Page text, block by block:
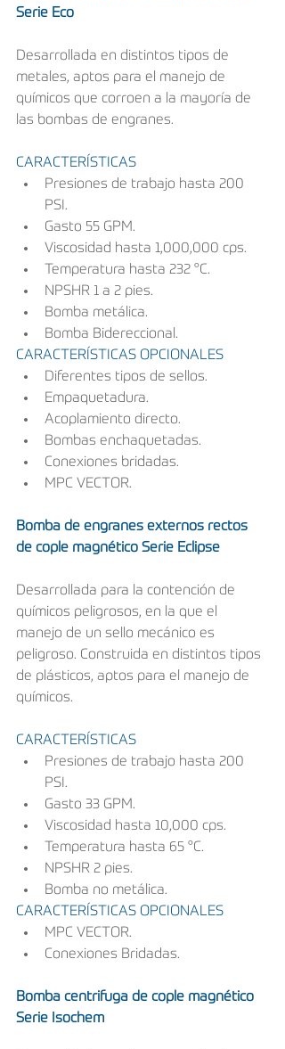
Serie Eco
Desarrollada en distintos tipos de
metales, aptos para el manejo de
químicos que corroen a la mayoría de
las bombas de engranes.
CARACTERÍSTICAS
Presiones de trabajo hasta 200
PSI.
Gasto 55 GPM.
Viscosidad hasta 1,000,000 cps.
Temperatura hasta 232 °C.
NPSHR 1 a 2 pies.
Bomba metálica.
Bomba Bidereccional.
CARACTERÍSTICAS OPCIONALES
Diferentes tipos de sellos.
Empaquetadura.
Acoplamiento directo.
Bombas enchaquetadas.
Conexiones bridadas.
MPC VECTOR.
Bomba de engranes externos rectos
de cople magnético Serie Eclipse
Desarrollada para la contención de
químicos peligrosos, en la que el
manejo de un sello mecánico es
peligroso. Construida en distintos tipos
de plásticos, aptos para el manejo de
químicos.
CARACTERÍSTICAS
Presiones de trabajo hasta 200
PSI.
Gasto 33 GPM.
Viscosidad hasta 10,000 cps.
Temperatura hasta 65 °C.
NPSHR 2 pies.
Bomba no metálica.
CARACTERÍSTICAS OPCIONALES
MPC VECTOR.
Conexiones Bridadas.
Bomba centrifuga de cople magnético
Serie Isochem